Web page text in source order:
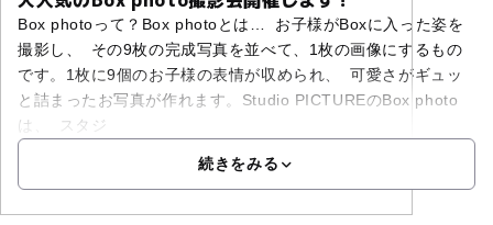
Box photoって？Box photoとは… お子様がBoxに入った姿を
撮影し、 その9枚の完成写真を並べて、1枚の画像にするもの
です。1枚に9個のお子様の表情が収められ、 可愛さがギュッ
と詰まったお写真が作れます。Studio PICTUREのBox photo
は、 スタジ
続きをみる